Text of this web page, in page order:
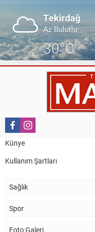
Tekirdağ
Az Bulutlu
30°C
Künye
Kullanım Şartları
Sağlık
Spor
Foto Galeri